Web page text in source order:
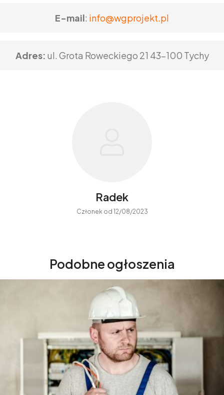
E-mail: info@wgprojekt.pl
Adres: ul. Grota Roweckiego 21 43-100 Tychy
Radek
Członek od 12/08/2023
Podobne ogłoszenia